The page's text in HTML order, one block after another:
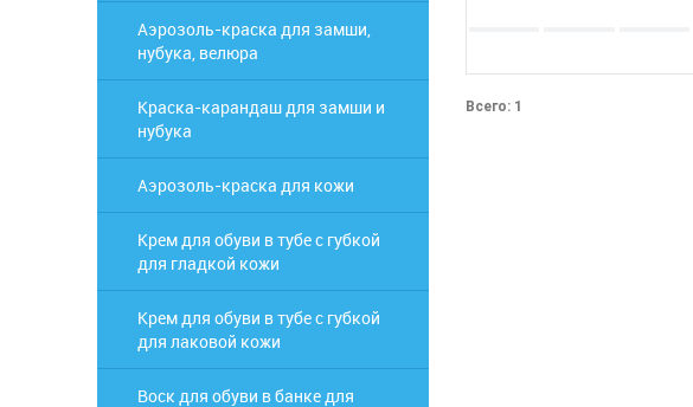
Аэрозоль-краска для замши,
нубука, велюра
Краска-карандаш для замши и
нубука
Аэрозоль-краска для кожи
Крем для обуви в тубе с губкой
для гладкой кожи
Крем для обуви в тубе с губкой
для лаковой кожи
Воск для обуви в банке для
Всего: 1